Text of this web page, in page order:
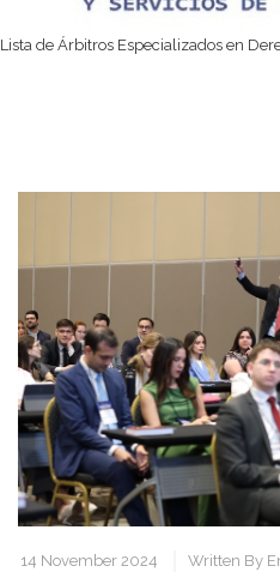
Lista de Árbitros Especializados en
14 November 2024 Written By